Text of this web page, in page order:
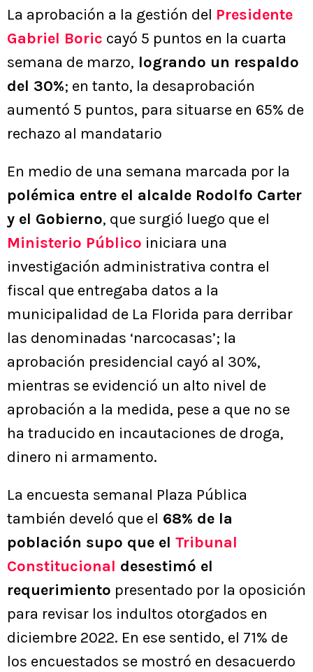
La aprobación a la gestión del Presidente
Gabriel Boric cayó 5 puntos en la cuarta
semana de marzo, logrando un respaldo
del 30%; en tanto, la desaprobación
aumentó 5 puntos, para situarse en 65% de
rechazo al mandatario
En medio de una semana marcada por la
polémica entre el alcalde Rodolfo Carter
y el Gobierno, que surgió luego que el
Ministerio Público iniciara una
investigación administrativa contra el
fiscal que entregaba datos a la
municipalidad de La Florida para derribar
las denominadas ‘narcocasas’; la
aprobación presidencial cayó al 30%,
mientras se evidenció un alto nivel de
aprobación a la medida, pese a que no se
ha traducido en incautaciones de droga,
dinero ni armamento.
La encuesta semanal Plaza Pública
también develó que el 68% de la
población supo que el Tribunal
Constitucional desestimó el
requerimiento presentado por la oposición
para revisar los indultos otorgados en
diciembre 2022. En ese sentido, el 71% de
los encuestados se mostró en desacuerdo